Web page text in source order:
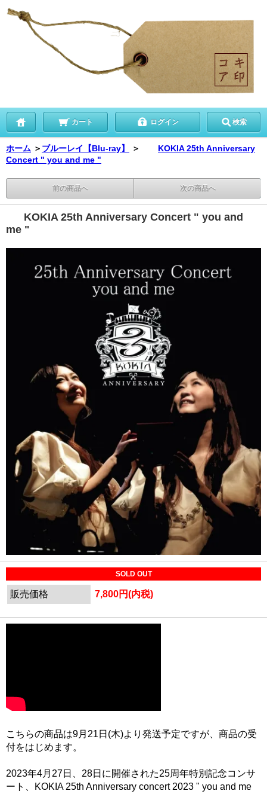
カート ログイン 検索
ホーム ＞ ブルーレイ【Blu-ray】 ＞
KOKIA 25th Anniversary
Concert " you and me "
前の商品へ 次の商品へ
KOKIA 25th Anniversary Concert " you and
me "
SOLD OUT
販売価格 7,800円(内税)
こちらの商品は9月21日(木)より発送予定ですが、商品の受
付をはじめます。
2023年4月27日、28日に開催された25周年特別記念コンサ
ート、KOKIA 25th Anniversary concert 2023 " you and me